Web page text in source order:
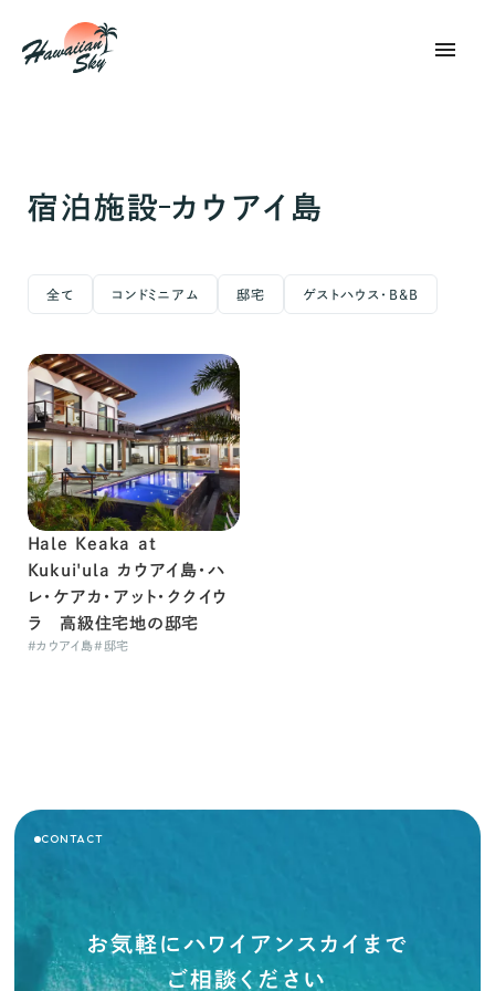
menu
宿泊施設 カウアイ島
全て コンドミニアム 邸宅 ゲストハウス・B&B
Hale Keaka at
Kukui'ula カウアイ島・ハ
レ・ケアカ・アット・ククイウ
ラ 高級住宅地の邸宅
#カウアイ島# 邸宅
CONTACT
お気軽にハワイアンスカイまで
ご相談ください